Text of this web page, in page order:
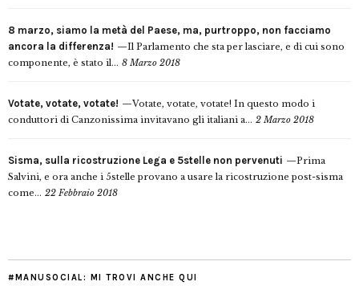
8 marzo, siamo la metà del Paese, ma, purtroppo, non facciamo
ancora la differenza!
Il Parlamento che sta per lasciare, e di cui sono
componente, è stato il... 8 Marzo 2018
Votate, votate, votate!
Votate, votate, votate! In questo modo i
conduttori di Canzonissima invitavano gli italiani a... 2 Marzo 2018
Sisma, sulla ricostruzione Lega e 5stelle non pervenuti
Prima
Salvini, e ora anche i 5stelle provano a usare la ricostruzione post-sisma
come... 22 Febbraio 2018
#MANUSOCIAL: MI TROVI ANCHE QUI